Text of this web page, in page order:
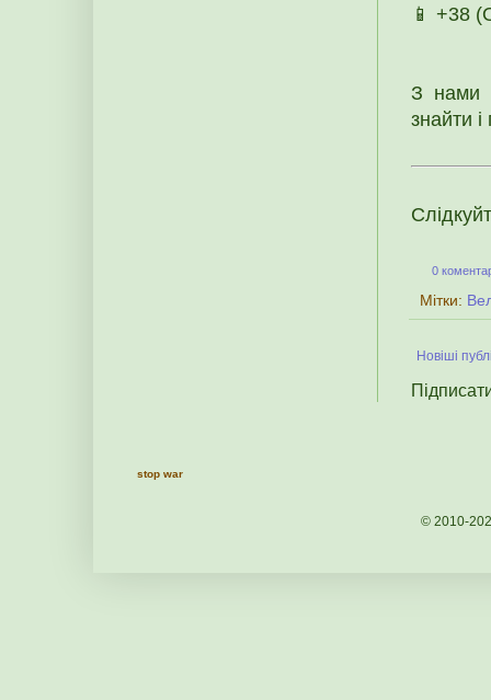
📱 +38
З нами
знайти
0
Мітки:
Новіші
stop war
© 2010-